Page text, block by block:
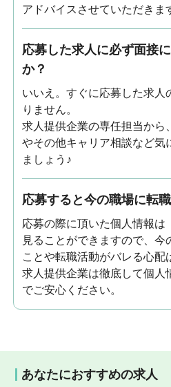
アドバイスさせていただきま
応募した求人に必ず面接
か？
いいえ。すぐに応募した求人
りません。
求人提供企業の専任担当から
やその他キャリア相談など気
ましょう♪
応募すると今の職場に転
応募の際に頂いた個人情報は
見ることができますので、今
ことや転職活動がバレる心配
求人提供企業は徹底して個人
でご安心ください。
あなたにおすすめの求人